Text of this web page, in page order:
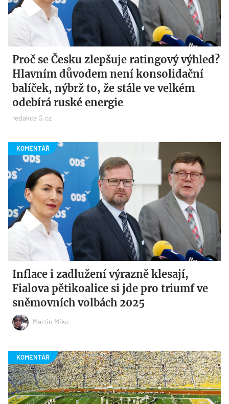
Proč se Česku zlepšuje ratingový výhled?
Hlavním důvodem není konsolidační
balíček, nýbrž to, že stále ve velkém
odebírá ruské energie
redakce G.cz
Inflace i zadlužení výrazně klesají,
Fialova pětikoalice si jde pro triumf ve
sněmovních volbách 2025
Martin Miko